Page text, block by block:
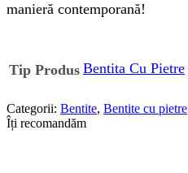
manieră contemporană!
Tip Produs Bentita Cu Pietre
Categorii: Bentite, Bentite cu pietre
Îți recomandăm